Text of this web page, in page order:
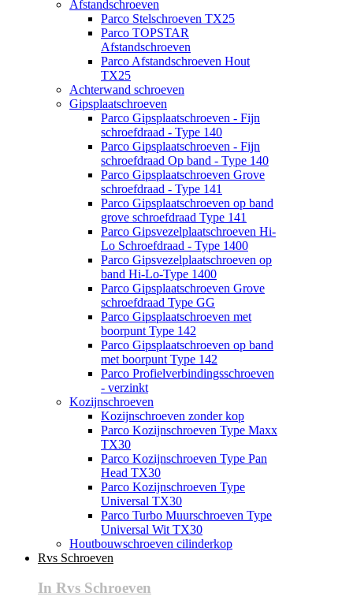
Afstandschroeven
Parco Stelschroeven TX25
Parco TOPSTAR
Afstandschroeven
Parco Afstandschroeven Hout
TX25
Achterwand schroeven
Gipsplaatschroeven
Parco Gipsplaatschroeven - Fijn
schroefdraad - Type 140
Parco Gipsplaatschroeven - Fijn
schroefdraad Op band - Type 140
Parco Gipsplaatschroeven Grove
schroefdraad - Type 141
Parco Gipsplaatschroeven op band
grove schroefdraad Type 141
Parco Gipsvezelplaatschroeven Hi-
Lo Schroefdraad - Type 1400
Parco Gipsvezelplaatschroeven op
band Hi-Lo-Type 1400
Parco Gipsplaatschroeven Grove
schroefdraad Type GG
Parco Gipsplaatschroeven met
boorpunt Type 142
Parco Gipsplaatschroeven op band
met boorpunt Type 142
Parco Profielverbindingsschroeven
- verzinkt
Kozijnschroeven
Kozijnschroeven zonder kop
Parco Kozijnschroeven Type Maxx
TX30
Parco Kozijnschroeven Type Pan
Head TX30
Parco Kozijnschroeven Type
Universal TX30
Parco Turbo Muurschroeven Type
Universal Wit TX30
Houtbouwschroeven cilinderkop
Rvs Schroeven
In Rvs Schroeven